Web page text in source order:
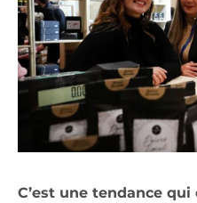
C’est une tendance